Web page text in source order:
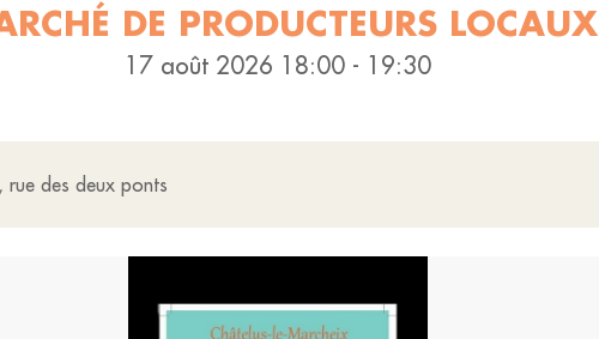
DE PRODUCTEURS LOCAUX
17 août 2026 18:00 - 19:30
rue des deux ponts